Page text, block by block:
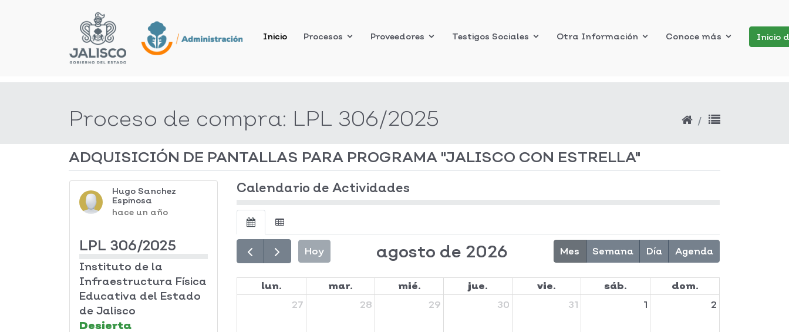
Inicio Procesos Proveedores Testigos Sociales Otra Información Conoce más Inicio
Proceso de compra: LPL 306/2025
ADQUISICIÓN DE PANTALLAS PARA PROGRAMA "JALISCO CON ESTRELLA"
Hugo Sanchez
Espinosa
hace un año
LPL 306/2025
Instituto de la
Infraestructura Física
Educativa del Estado
de Jalisco
Desierta
Calendario de Actividades
Hoy agosto de 2026 Mes Semana Día Agenda
lun. mar. mié. jue. vie. sáb. dom.
27 28 29 30 31 1 2